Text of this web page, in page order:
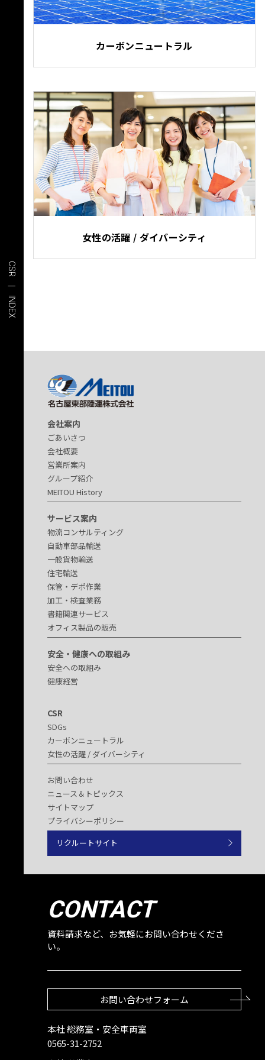
カーボンニュートラル
女性の活躍 / ダイバーシティ
会社案内
ごあいさつ
会社概要
営業所案内
グループ紹介
MEITOU History
サービス案内
物流コンサルティング
自動車部品輸送
一般貨物輸送
住宅輸送
保管・デポ作業
加工・検査業務
書籍関連サービス
オフィス製品の販売
安全・健康への取組み
安全への取組み
健康経営
CSR
SDGs
カーボンニュートラル
女性の活躍 / ダイバーシティ
お問い合わせ
ニュース＆トピックス
サイトマップ
プライバシーポリシー
リクルートサイト
CONTACT
資料請求など、お気軽にお問い合わせくださ
い。
お問い合わせフォーム
本社 総務室・安全車両室
0565-31-2752
CSR | INDEX